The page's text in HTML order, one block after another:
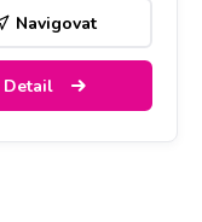
Navigovat
Detail